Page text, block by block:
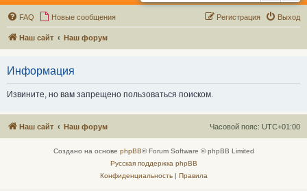
FAQ Новые сообщения Выход
Регистрация
Наш сайт Наш форум
Информация
Извините, но вам запрещено пользоваться поиском.
Наш сайт Наш форум Часовой пояс: UTC+01:00
Создано на основе phpBB® Forum Software © phpBB Limited
Русская поддержка phpBB
Конфиденциальность| Правила